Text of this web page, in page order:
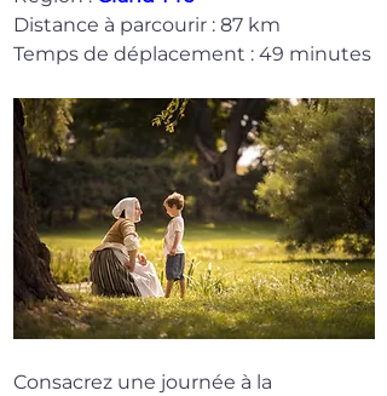
Distance à parcourir : 87 km
Temps de déplacement : 49 minutes
Consacrez une journée à la